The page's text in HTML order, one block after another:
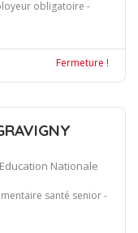
obligatoire -
Fermeture !
Nationale
santé senior -